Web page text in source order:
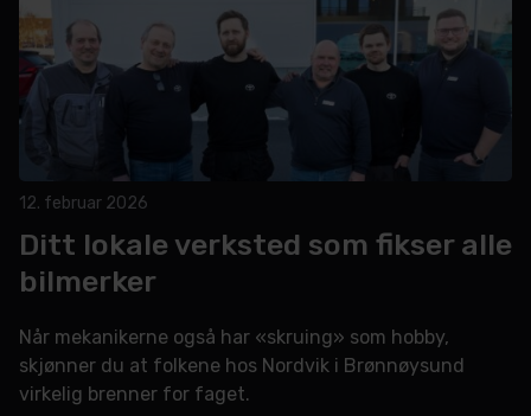
12. februar 2026
Ditt lokale verksted som fikser alle
bilmerker
Når mekanikerne også har «skruing» som hobby,
skjønner du at folkene hos Nordvik i Brønnøysund
virkelig brenner for faget.